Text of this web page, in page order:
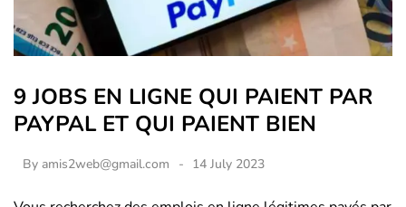
9 JOBS EN LIGNE QUI PAIENT PAR
PAYPAL ET QUI PAIENT BIEN
By amis2web@gmail.com 14 July 2023